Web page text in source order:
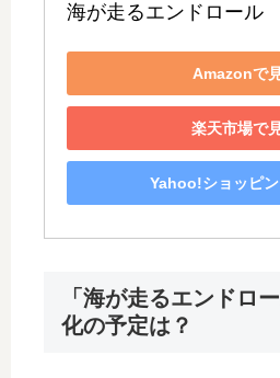
海が走るエンドロール
Amazonで
楽天市場で
Yahoo!ショッピ
「海が走るエンドロ
化の予定は？